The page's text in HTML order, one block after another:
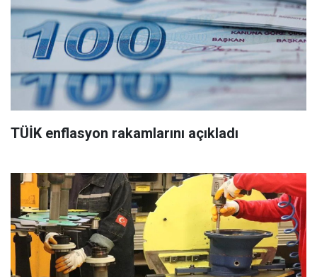
TÜİK enflasyon rakamlarını açıkladı